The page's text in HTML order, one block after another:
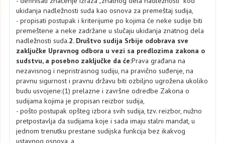
ukidanja nadležnosti suda kao osnova za premeštaj sudija,
- propisati postupak i kriterijume po kojima će neke sudije biti
premeštene a neke zadržane u slučaju ukidanja znatnog dela
nadležnosti suda.2. Društvo sudija Srbije odobrava sve
zaključke Upravnog odbora u vezi sa predlozima zakona o
sudstvu, a posebno zaključke da će:Prava građana na
nezavisnog i nepristrasnog sudiju, na pravično suđenje, na
pravnu sigurnost i pravnu državu biti ozbiljno ugrožena ukoliko
budu usvojene:(1) prelazne i završne odredbe Zakona o
sudijama kojima je propisan reizbor sudija,
- pošto postupak opšteg izbora svih sudija, tzv. reizbor, nužno
pretpostavlja da sudijama koje i sada imaju stalni mandat, u
jednom trenutku prestane sudijska funkcija bez ikakvog